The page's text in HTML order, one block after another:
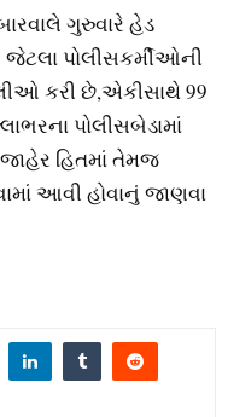
ગુરુવારે હેડ
પોલીસકર્મીઓની
કરી છે,એકીસાથે 99
પોલીસબેડામાં
જાહેર હિતમાં તેમજ
આવી હોવાનું જાણવા